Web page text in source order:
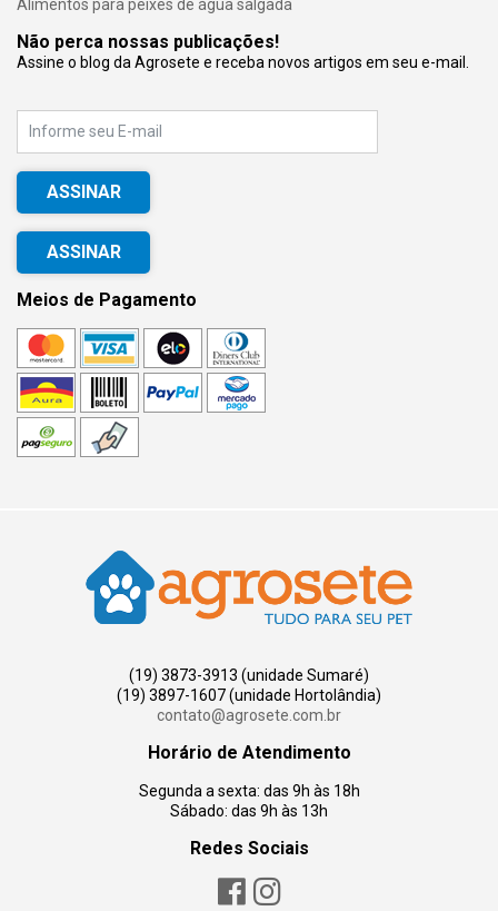
Alimentos para peixes de água salgada
Não perca nossas publicações!
Assine o blog da Agrosete e receba novos artigos em seu e-mail.
ASSINAR
Meios de Pagamento
(19) 3873-3913 (unidade Sumaré)
(19) 3897-1607 (unidade Hortolândia)
contato@agrosete.com.br
Horário de Atendimento
Segunda a sexta: das 9h às 18h
Sábado: das 9h às 13h
Redes Sociais